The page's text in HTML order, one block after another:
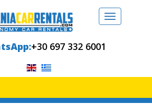
Toggle
navigation
+30 697 332 6001